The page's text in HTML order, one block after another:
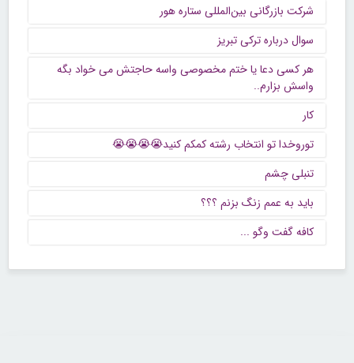
شرکت بازرگانی بین‌المللی ستاره هور
سوال درباره ترکی تبریز
هر کسی دعا یا ختم مخصوصی واسه حاجتش می خواد بگه
واسش بزارم..
کار
توروخدا تو انتخاب رشته کمکم کنید😭😭😭😭
تنبلی چشم
باید به عمم زنگ بزنم ؟؟؟
كافه گفت وگو ...